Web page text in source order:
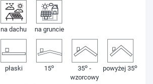
na dachu na gruncie
płaski 15o 35o -
wzorcowy
powyżej 35o